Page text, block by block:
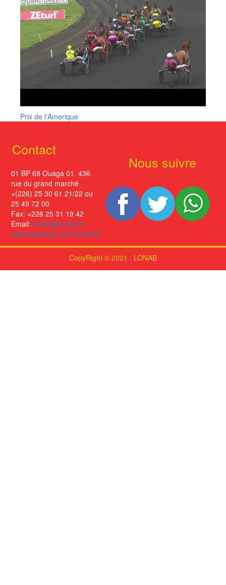
Prix de l'Amerique
Contact
01 BP 68 Ouaga 01. 436
rue du grand marché
+(226) 25 30 61 21/22 ou
25 49 72 00
Fax: +226 25 31 19 42
Email: lonab@lonab.bf
www.facebook.com/lonab.bf
Nous suivre
CopyRight © 2021 : LONAB